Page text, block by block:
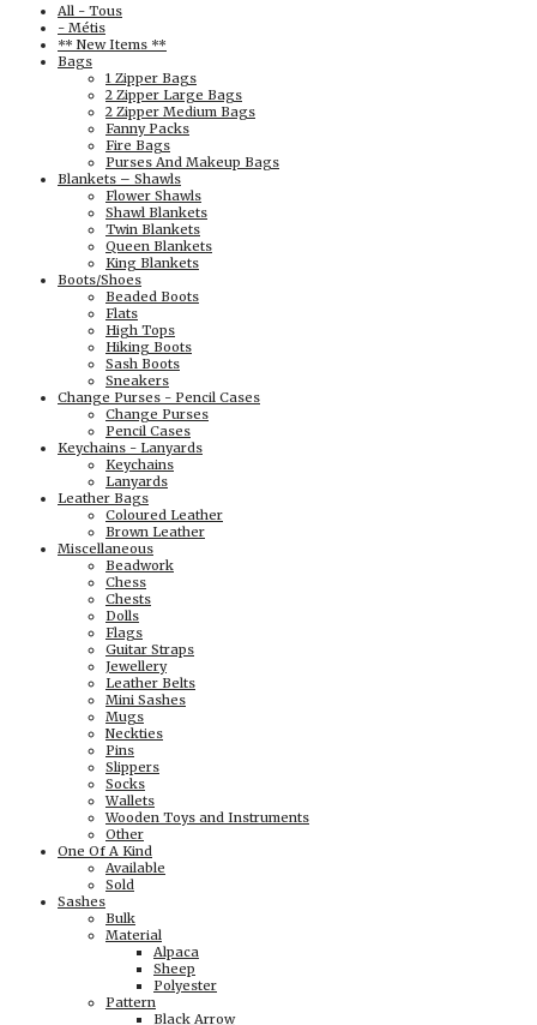
All - Tous
- Métis
** New Items **
Bags
1 Zipper Bags
2 Zipper Large Bags
2 Zipper Medium Bags
Fanny Packs
Fire Bags
Purses And Makeup Bags
Blankets – Shawls
Flower Shawls
Shawl Blankets
Twin Blankets
Queen Blankets
King Blankets
Boots/Shoes
Beaded Boots
Flats
High Tops
Hiking Boots
Sash Boots
Sneakers
Change Purses - Pencil Cases
Change Purses
Pencil Cases
Keychains - Lanyards
Keychains
Lanyards
Leather Bags
Coloured Leather
Brown Leather
Miscellaneous
Beadwork
Chess
Chests
Dolls
Flags
Guitar Straps
Jewellery
Leather Belts
Mini Sashes
Mugs
Neckties
Pins
Slippers
Socks
Wallets
Wooden Toys and Instruments
Other
One Of A Kind
Available
Sold
Sashes
Bulk
Material
Alpaca
Sheep
Polyester
Pattern
Black Arrow